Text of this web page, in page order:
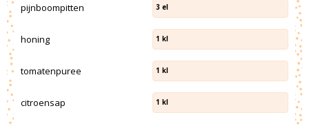
pijnboompitten 3 el
honing 1 kl
tomatenpuree 1 kl
citroensap 1 kl